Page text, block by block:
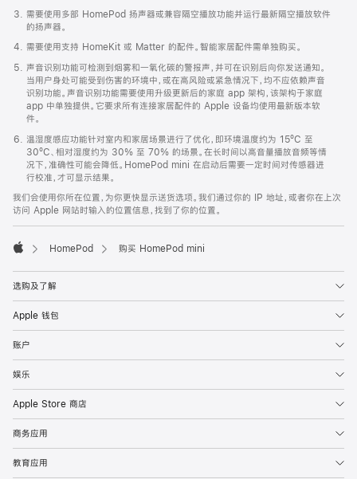
需要使用多部 HomePod 扬声器或兼容隔空播放功能并运行最新隔空播放软件
的扬声器。
需要使用支持 HomeKit 或 Matter 的配件。智能家居配件需单独购买。
声音识别功能可检测到烟雾和一氧化碳的警报声，并可在识别后向你发送通知。
当用户身处可能受到伤害的环境中，或在高风险或紧急情况下，均不应依赖声音
识别功能。声音识别功能需要使用升级更新后的家庭 app 架构，该架构于家庭
app 中单独提供。它要求所有连接家居配件的 Apple 设备均使用最新版本软
件。
温湿度感应功能针对室内和家居场景进行了优化，即环境温度约为 15ºC 至
30ºC、相对湿度约为 30% 至 70% 的场景。在长时间以高音量播放音频等情
况下，准确性可能会降低。HomePod mini 在启动后需要一定时间对传感器进
行校准，才可显示结果。
我们会使用你所在位置，为你更快显示送货选项。我们通过你的 IP 地址，或者你在上次
访问 Apple 网站时输入的位置信息，找到了你的位置。
HomePod 购买 HomePod mini
选购及了解
Apple 钱包
账户
娱乐
Apple Store 商店
商务应用
教育应用